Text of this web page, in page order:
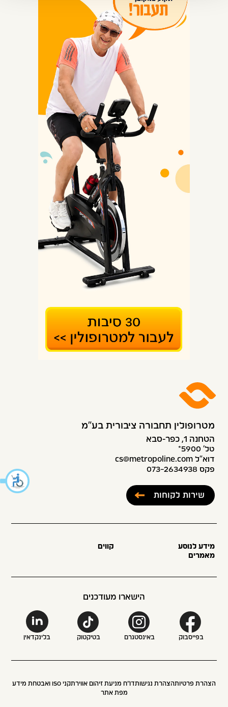
מטרופולין תחבורה ציבורית בע״מ
הטחנה 1, כפר-סבא
טל׳ 5900*
דוא”ל cs@metropoline.com
פקס 073-2634938
שירות לקוחות
מידע לנוסע
קווים
מאמרים
הישארו מעודכנים
בפייסבוק באינסטגרם בטיקטוק בלינקדאין
הצהרת פרטיותהצהרת נגישותדו״ח מניעת זיהום אווירתקני ISO ואבטחת מידע
מפת אתר